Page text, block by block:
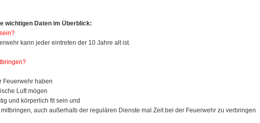
wichtigen Daten im Überblick:
kann jeder eintreten der 10 Jahre alt ist.
Feuerwehr haben
Luft mögen
und körperlich fit sein und
auch außerhalb der regulären Dienste mal Zeit bei der Feuerwehr zu verbringen